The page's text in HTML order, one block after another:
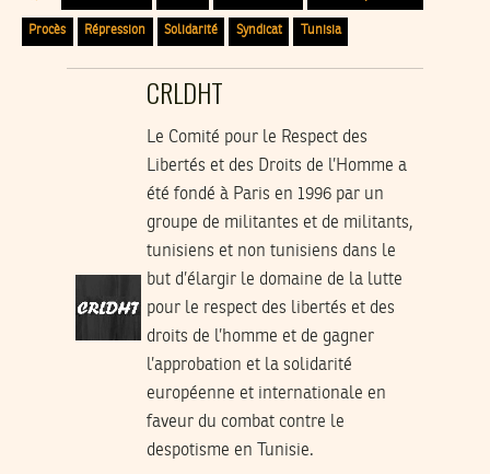
Procès Répression Solidarité Syndicat Tunisia
CRLDHT
Le Comité pour le Respect des
Libertés et des Droits de l’Homme a
été fondé à Paris en 1996 par un
groupe de militantes et de militants,
tunisiens et non tunisiens dans le
but d’élargir le domaine de la lutte
pour le respect des libertés et des
droits de l’homme et de gagner
l’approbation et la solidarité
européenne et internationale en
faveur du combat contre le
despotisme en Tunisie.